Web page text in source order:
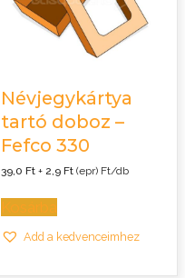
Névjegykártya
tartó doboz –
Fefco 330
39,0Ft +2,9Ft (epr) Ft/db
Kosárba
Add a kedvenceimhez